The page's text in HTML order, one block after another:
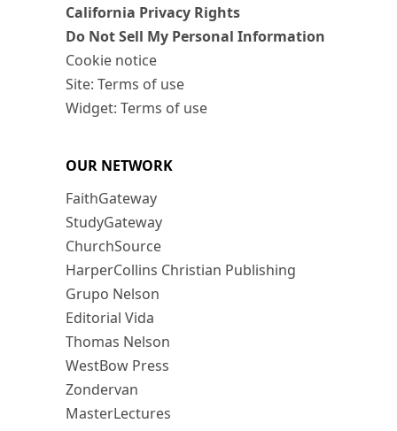
California Privacy Rights
Do Not Sell My Personal Information
Cookie notice
Site: Terms of use
Widget: Terms of use
OUR NETWORK
FaithGateway
StudyGateway
ChurchSource
HarperCollins Christian Publishing
Grupo Nelson
Editorial Vida
Thomas Nelson
WestBow Press
Zondervan
MasterLectures